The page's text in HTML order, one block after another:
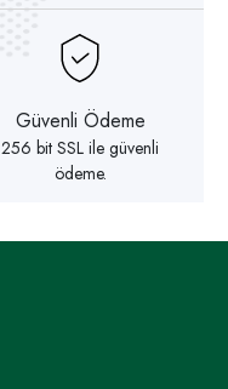
Güvenli Ödeme
256 bit SSL ile güvenli
ödeme.